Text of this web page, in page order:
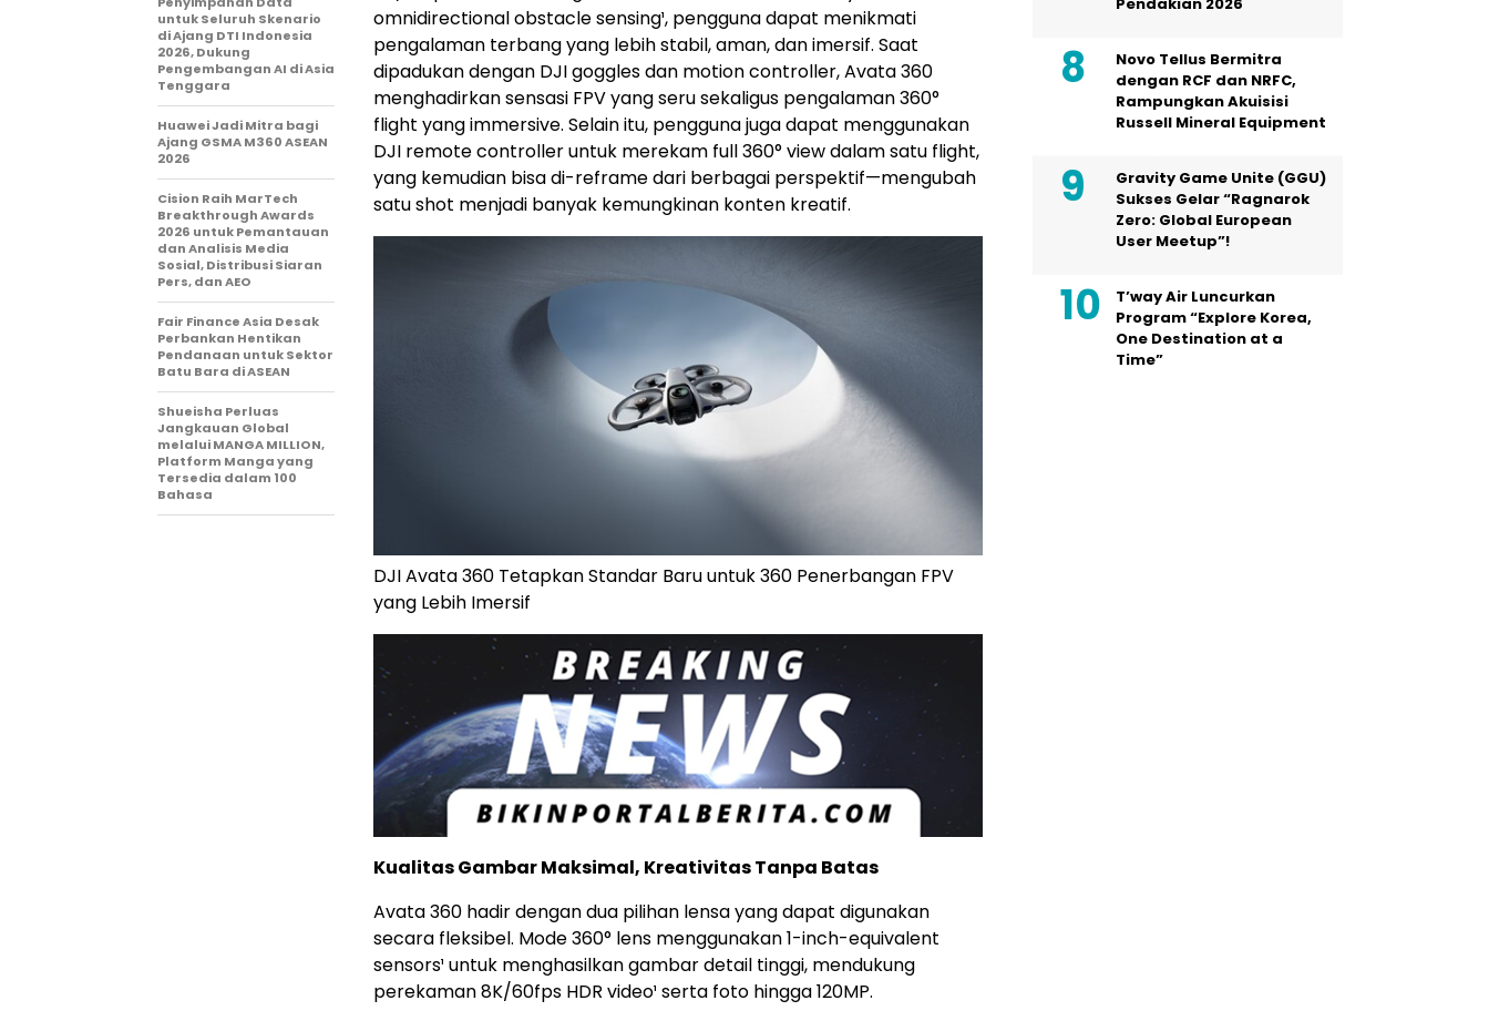
omnidirectional obstacle sensing¹, pengguna dapat menikmati
pengalaman terbang yang lebih stabil, aman, dan imersif. Saat
dipadukan dengan DJI goggles dan motion controller, Avata 360
menghadirkan sensasi FPV yang seru sekaligus pengalaman 360°
flight yang immersive. Selain itu, pengguna juga dapat menggunakan
DJI remote controller untuk merekam full 360° view dalam satu flight,
yang kemudian bisa di-reframe dari berbagai perspektif—mengubah
satu shot menjadi banyak kemungkinan konten kreatif.
DJI Avata 360 Tetapkan Standar Baru untuk 360 Penerbangan FPV
yang Lebih Imersif
Kualitas Gambar Maksimal, Kreativitas Tanpa Batas
Avata 360 hadir dengan dua pilihan lensa yang dapat digunakan
secara fleksibel. Mode 360° lens menggunakan 1-inch-equivalent
sensors¹ untuk menghasilkan gambar detail tinggi, mendukung
perekaman 8K/60fps HDR video¹ serta foto hingga 120MP.
untuk Seluruh Skenario
di Ajang DTI Indonesia
2026, Dukung
Pengembangan AI di Asia
Tenggara
Huawei Jadi Mitra bagi
Ajang GSMA M360 ASEAN
2026
Cision Raih MarTech
Breakthrough Awards
2026 untuk Pemantauan
dan Analisis Media
Sosial, Distribusi Siaran
Pers, dan AEO
Fair Finance Asia Desak
Perbankan Hentikan
Pendanaan untuk Sektor
Batu Bara di ASEAN
Shueisha Perluas
Jangkauan Global
melalui MANGA MILLION,
Platform Manga yang
Tersedia dalam 100
Bahasa
Novo Tellus Bermitra
dengan RCF dan NRFC,
Rampungkan Akuisisi
Russell Mineral Equipment
Gravity Game Unite (GGU)
Sukses Gelar “Ragnarok
Zero: Global European
User Meetup”!
T’way Air Luncurkan
Program “Explore Korea,
One Destination at a
Time”